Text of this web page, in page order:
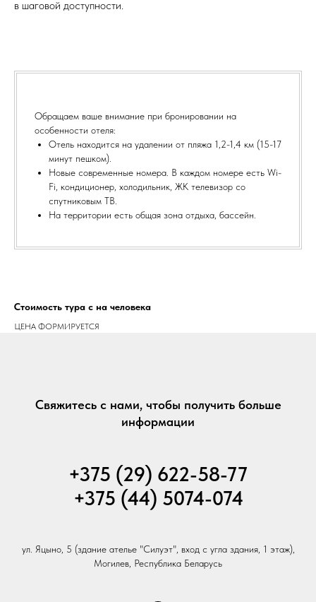
в шаговой доступности.
Обращаем ваше внимание при бронировании на
особенности отеля:
Отель находится на удалении от пляжа 1,2-1,4 км (15-17
минут пешком).
Новые современные номера. В каждом номере есть Wi-
Fi, кондиционер, холодильник, ЖК телевизор со
спутниковым ТВ.
На территории есть общая зона отдыха, бассейн.
Стоимость тура с на человека
ЦЕНА ФОРМИРУЕТСЯ
Свяжитесь с нами, чтобы получить больше
информации
+375 (29) 622-58-77
+375 (44) 5074-074
ул. Яцыно, 5 (здание ателье "Силуэт", вход с угла здания, 1 этаж),
Могилев, Республика Беларусь